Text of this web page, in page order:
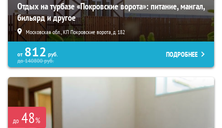
Отдых на турбазе «Покровские ворота»: питание, мангал,
бильярд и другое
Московская обл., КП Покровские ворота, д. 182
от 812 руб.
до140800руб.
ПОДРОБНЕЕ
до 48%